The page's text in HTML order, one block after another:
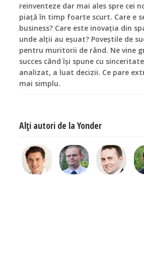
reinventeze dar mai ales spre cei
piaţă în timp foarte scurt. Care e
business? Care este inovaţia din
unde alţii au eşuat? Poveştile de
pentru muritorii de rând. Ne vine
succes când îşi spune cu
analizat, a luat decizii. Ce pare
mai simplu.
Alţi autori de la Yonder